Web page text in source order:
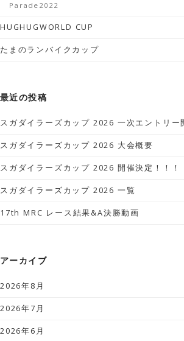
Parade2022
HUGHUGWORLD CUP
たまのランバイクカップ
最近の投稿
スガダイラーズカップ 2026 一次エントリー
スガダイラーズカップ 2026 大会概要
スガダイラーズカップ 2026 開催決定！！！
スガダイラーズカップ 2026 一覧
17th MRC レース結果&A決勝動画
アーカイブ
2026年8月
2026年7月
2026年6月